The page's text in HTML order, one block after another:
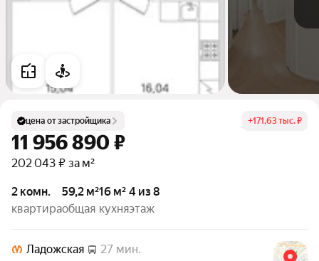
цена от застройщика +171,63 тыс. ₽
11 956 890 ₽
202 043 ₽ за м²
2 комн.
квартира
59,2 м²
общая
16 м²
кухня
4 из 8
этаж
Ладожская
27 мин.